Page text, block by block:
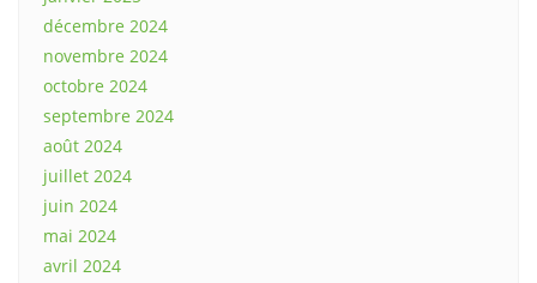
décembre 2024
novembre 2024
octobre 2024
septembre 2024
août 2024
juillet 2024
juin 2024
mai 2024
avril 2024